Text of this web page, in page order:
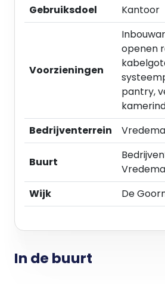
In overleg (korter huurperiode
Jaarlijks op basis van de
reeks CPI - alle huishoudens
gepubliceerd door het Centraal
Statistiek, voor het eerst een
Opleveringsniveau:
In overleg.
Datum van oplevering:
Gebruiksdoel
Kantoor
Voorzieningen
openen
pantry,
Bedrijventerrein
Buurt
Wijk
De
In de buurt